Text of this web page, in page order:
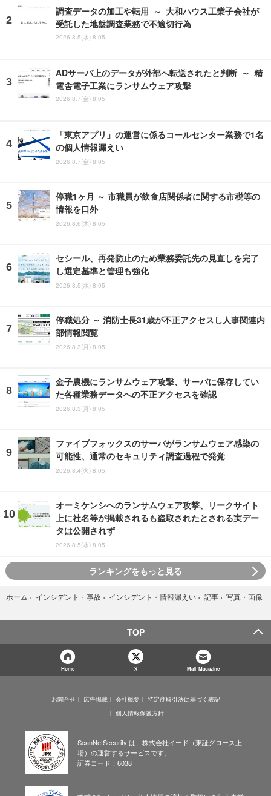
調査データの加工や転用 ～ 大和ハウス工業子会社が
受託した地盤調査業務で不適切行為
2026.8.5(水) 8:05
ADサーバ上のデータが外部へ転送されたと判断 ～ 精
電舎電子工業にランサムウェア攻撃
2026.8.7(金) 8:05
「東京アプリ」の運営に係るコールセンター業務で1名
の個人情報漏えい
2026.8.7(金) 8:05
停職1ヶ月 ～ 市職員が飲食店関係者に関する市税等の
情報を口外
2026.8.6(木) 8:05
セシール、再発防止のため業務委託先の見直しを完了
し選定基準と管理も強化
2026.8.5(水) 8:05
停職処分 ～ 消防士長31歳が不正アクセスし人事関連内
部情報閲覧
2026.8.3(月) 8:05
金子農機にランサムウェア攻撃、サーバに保存してい
た各種業務データへの不正アクセスを確認
2026.8.3(月) 8:05
ファイブフォックスのサーバがランサムウェア感染の
可能性、通常のセキュリティ調査過程で発覚
2026.8.4(火) 8:05
オーミケンシへのランサムウェア攻撃、リークサイト
上に社名等が掲載されるも盗取されたとされる実デー
タは公開されず
2026.8.5(水) 8:05
ランキングをもっと見る
ホーム › インシデント・事故 › インシデント・情報漏えい › 記事 › 写真・画像
TOP
Home X Mail Magazine
お問合せ 広告掲載 会社概要
特定商取引法に基づく表記
個人情報保護方針
ScanNetSecurity は、株式会社イード（東証グロース上
場）の運営するサービスです。
証券コード：6038